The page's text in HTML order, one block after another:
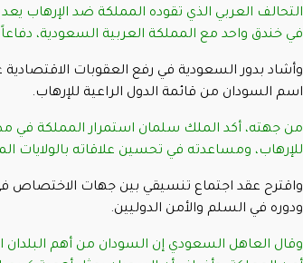
التحالف العربي الذي تقوده المملكة ضد الإرهاب
في خندق واحد مع المملكة العربية السعودية،
وأشاد بدور السعودية في رفع العقوبات
اسم السودان من قائمة الدول الراعية للإرهاب.
من جهته، أكد الملك سلمان استمرار المملكة في
للإرهاب، ومساعدته في تحسين علاقاته بالولايات
واقترح عقد اجتماع تنسيقي بين جهات الاختصاص في
ودوره في السلم والأمن الدوليين.
وقال العاهل السعودي إن السودان من أهم البلدان